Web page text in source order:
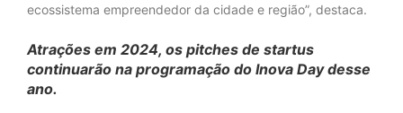
ecossistema empreendedor da cidade e região”, destaca.
Atrações em 2024, os pitches de startus
continuarão na programação do Inova Day desse
ano.